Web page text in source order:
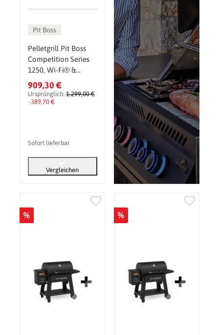
Pit Boss
Pelletgrill Pit Boss
Competition Series
1250, Wi-Fi® &
Bluetooth®
Pelletsmoker & Grill
909,30 €
Ursprünglich: 1.299,00 €
-389,70 €
Sofort lieferbar
Vergleichen
% %